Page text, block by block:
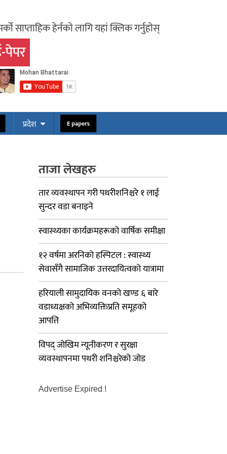
साप्ताहिक हेर्नको लागि यहां क्लिक गर्नुहोस्
पेपर
प्रदेश E papers
ताजा लेखहरु
तार व्यवस्थापन गरी पथरीशनिश्चरे १ लाई
सुन्दर वडा बनाइने
स्वास्थ्यका कार्यक्रमहरूको वार्षिक समीक्षा
१२ वर्षमा अरनिको हस्पिटल : स्वास्थ्य
सेवासँगै सामाजिक उत्तरदायित्वको यात्रामा
हरियाली सामुदायिक वनको खण्ड ६ बारे
वडाध्यक्षको अभिव्यक्तिप्रति समूहको
आपत्ति
विपद् जोखिम न्यूनीकरण र सुरक्षा
व्यवस्थापनमा पथरी शनिश्चरेको जोड
Advertise Expired !